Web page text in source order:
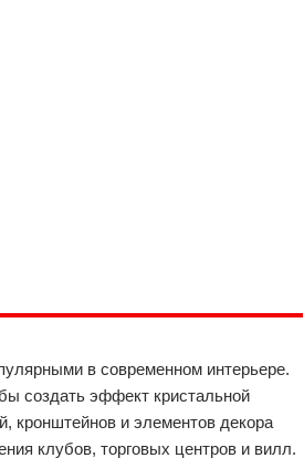
в современном интерьере.
создать эффект кристальной
кронштейнов и элементов декора
клубов, торговых центров и вилл.